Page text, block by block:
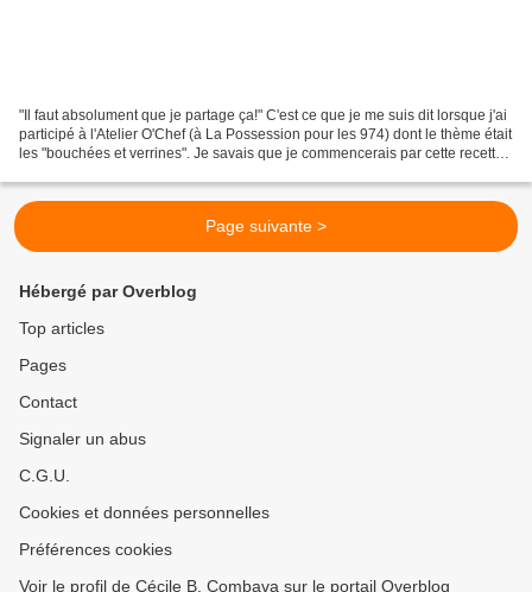
"Il faut absolument que je partage ça!" C'est ce que je me suis dit lorsque j'ai
participé à l'Atelier O'Chef (à La Possession pour les 974) dont le thème était
les "bouchées et verrines". Je savais que je commencerais par cette recette
Page suivante >
Hébergé par Overblog
Top articles
Pages
Contact
Signaler un abus
C.G.U.
Cookies et données personnelles
Préférences cookies
Voir le profil de Cécile B. Combava sur le portail Overblog